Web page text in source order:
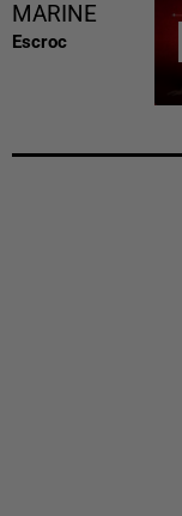
MARINE
Escroc